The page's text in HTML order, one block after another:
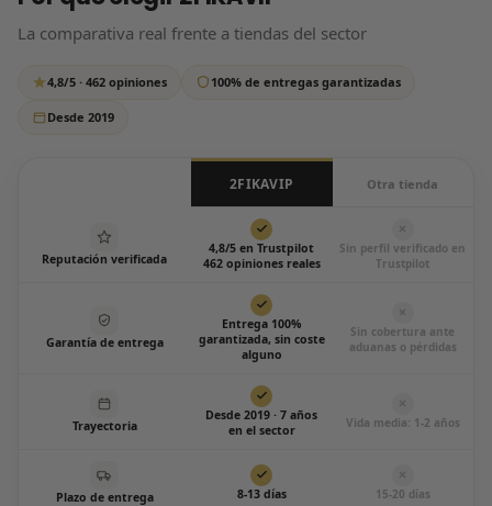
respondemos siempre, sin excepción.
La comparativa real frente a tiendas del sector
4,8/5 · 462 opiniones 100% de entregas garantizadas
Desde 2019
2FIKAVIP Otra tienda
Reputación verificada
4,8/5 en Trustpilot
462 opiniones reales
Sin perfil verificado en
Trustpilot
Garantía de entrega
Entrega 100%
garantizada, sin coste
alguno
Sin cobertura ante
aduanas o pérdidas
Trayectoria
Desde 2019 · 7 años
en el sector
Vida media: 1-2 años
Plazo de entrega 8-13 días 15-20 días